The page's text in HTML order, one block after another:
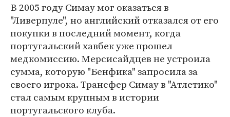
В 2005 году Симау мог оказаться в
"Ливерпуле", но английский отказался от его
покупки в последний момент, когда
португальский хавбек уже прошел
медкомиссию. Мерсисайдцев не устроила
сумма, которую "Бенфика" запросила за
своего игрока. Трансфер Симау в "Атлетико"
стал самым крупным в истории
португальского клуба.